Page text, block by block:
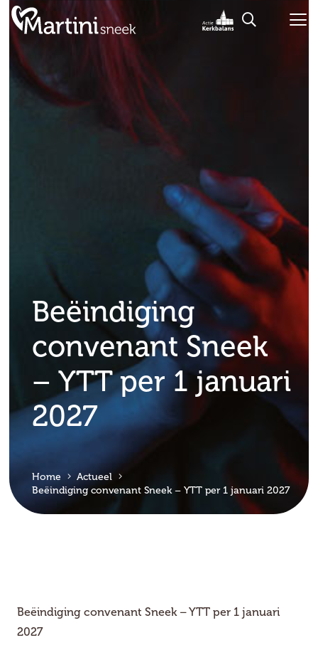
Beëindiging
convenant Sneek
– YTT per 1 januari
2027
Home
Actueel
Beëindiging convenant Sneek – YTT per 1 januari 2027
Beëindiging convenant Sneek – YTT per 1 januari
2027